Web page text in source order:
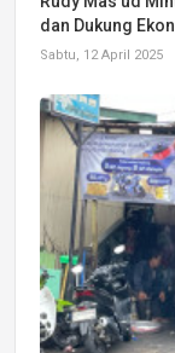
dan Dukung
Sabtu, 12 April 2025